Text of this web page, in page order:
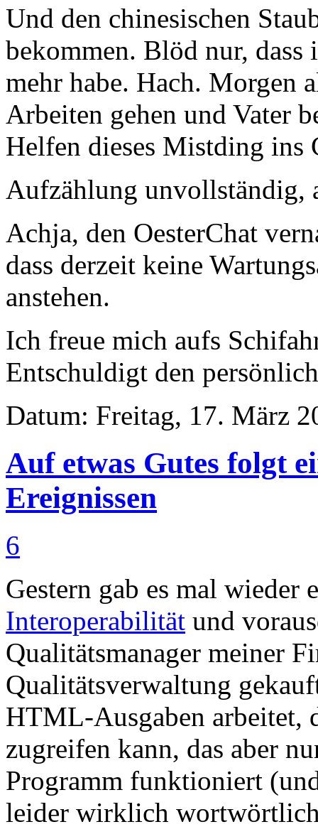
Und den chinesischen
bekommen. Blöd nur,
mehr habe. Hach. Morgen
Arbeiten gehen und Vater
Helfen dieses Mistding ins
Aufzählung unvollständig,
Achja, den OesterChat
dass derzeit keine
anstehen.
Ich freue mich aufs
Entschuldigt den
Datum: Freitag, 17. März
Auf etwas Gutes folgt
Ereignissen
6
Gestern gab es mal wieder
Interoperabilität und
Qualitätsmanager meiner
Qualitätsverwaltung
HTML-Ausgaben arbeitet,
zugreifen kann, das aber
Programm funktioniert
leider wirklich